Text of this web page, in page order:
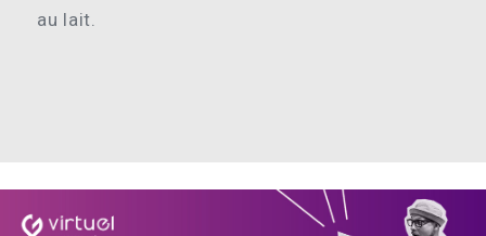
au lait.